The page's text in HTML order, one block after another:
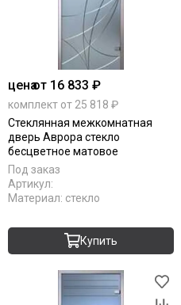
ценаот 16 833 ₽
комплект от 25 818 ₽
Стеклянная межкомнатная
дверь Аврора стекло
бесцветное матовое
Под заказ
Артикул:
Материал: стекло
Купить